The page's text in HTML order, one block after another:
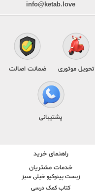
info@ketab.love
تحویل موتوری ضمانت اصالت
پشتیبانی
راهنمای خرید
خدمات مشتریان
زیست پینوکیو خیلی سبز
کتاب کمک درسی